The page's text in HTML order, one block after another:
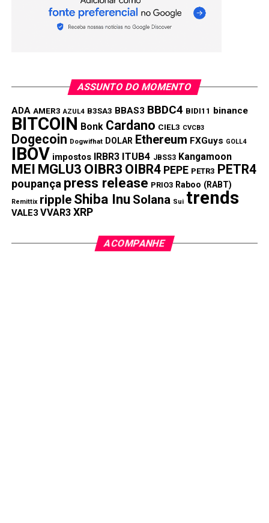
100 TEDs gratuitas por mês
Depósitos de cheque por imagem
Pagamento de boletos
Interpag: receba via QR Code, sem custo
Benefícios Banco inter conta PJ:
100 TEDs gratuitas por mês
Cartão Mastercard para compras no débito
Maquininha de cartão com taxas exclusivas para
cliente Banco Inter
ASSUNTO DO MOMENTO
ADA AMER3 AZUL4 B3SA3 BBAS3 BBDC4 BIDI11 binance
BITCOIN Bonk Cardano CIEL3 CVCB3
Dogecoin Dogwifhat DOLAR Ethereum FXGuys GOLL4
IBOV impostos IRBR3 ITUB4 JBSS3 Kangamoon
MEI MGLU3 OIBR3 OIBR4 PEPE PETR3 PETR4
poupança press release PRIO3 Raboo (RABT)
Remittix ripple Shiba Inu Solana Sui trends
VALE3 VVAR3 XRP
ACOMPANHE